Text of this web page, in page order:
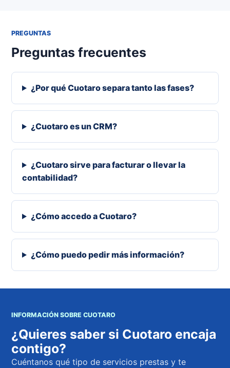
PREGUNTAS
Preguntas frecuentes
¿Por qué Cuotaro separa tanto las fases?
¿Cuotaro es un CRM?
¿Cuotaro sirve para facturar o llevar la
contabilidad?
¿Cómo accedo a Cuotaro?
¿Cómo puedo pedir más información?
INFORMACIÓN SOBRE CUOTARO
¿Quieres saber si Cuotaro encaja
contigo?
Cuéntanos qué tipo de servicios prestas y te